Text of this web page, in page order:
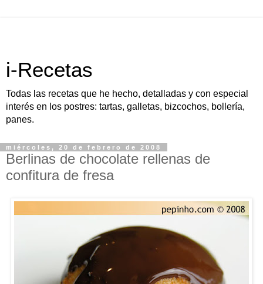
i-Recetas
Todas las recetas que he hecho, detalladas y con especial
interés en los postres: tartas, galletas, bizcochos, bollería,
panes.
miércoles, 20 de febrero de 2008
Berlinas de chocolate rellenas de
confitura de fresa